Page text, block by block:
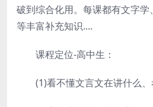
破到综合化用。每课都有文字
等丰富补充知识....
课程定位-高中生：
(1)看不懂文言文在讲什么、